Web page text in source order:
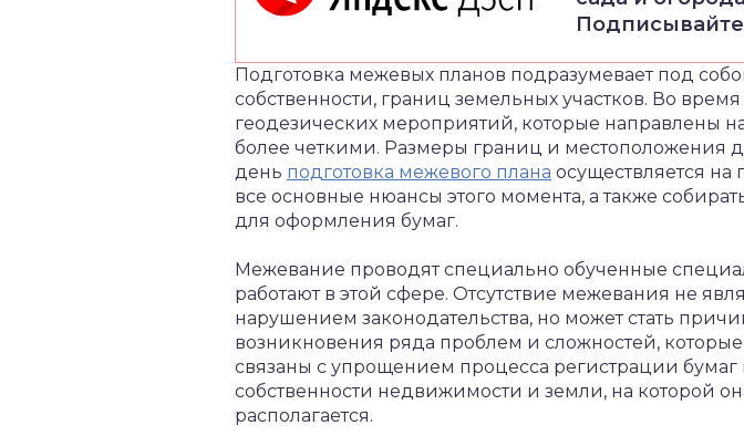
Подготовка межевых планов подразумевает под
собственности, границ земельных участков. Во
геодезических мероприятий, которые направлены
более четкими. Размеры границ и местоположения
день подготовка межевого плана осуществляется
все основные нюансы этого момента, а также
для оформления бумаг.
Межевание проводят специально обученные
работают в этой сфере. Отсутствие межевания не
нарушением законодательства, но может стать
возникновения ряда проблем и сложностей,
связаны с упрощением процесса регистрации бумаг
собственности недвижимости и земли, на которой
располагается.